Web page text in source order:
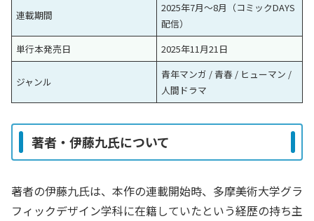
連載期間
2025年7月〜8月（コミックDAYS
配信）
単行本発売日
2025年11月21日
ジャンル
青年マンガ / 青春 / ヒューマン /
人間ドラマ
著者・伊藤九氏について
著者の伊藤九氏は、本作の連載開始時、多摩美術大学グラ
フィックデザイン学科に在籍していたという経歴の持ち主